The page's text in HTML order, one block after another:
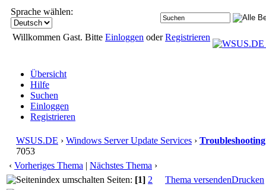
Sprache wählen:
Willkommen Gast. Bitte Einloggen oderRegistrieren
Übersicht
Hilfe
Suchen
Einloggen
Registrieren
WSUS.DE › Windows Server Update Services › Troubleshooting
7053
‹ Vorheriges Thema | Nächstes Thema ›
Seiten: [1] 2 Thema versendenDrucken